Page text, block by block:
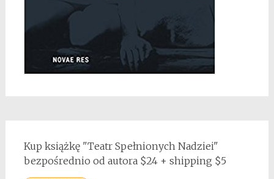
Kup książkę "Teatr Spełnionych Nadziei"
bezpośrednio od autora $24 + shipping $5